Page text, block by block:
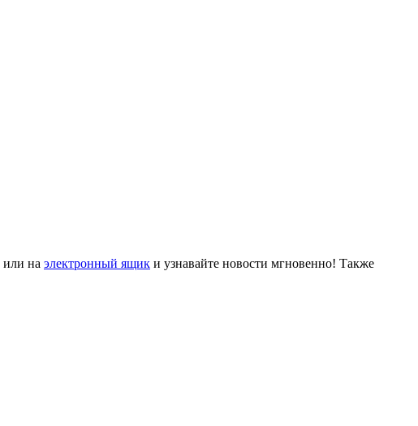
или на электронный ящик и узнавайте новости мгновенно! Также